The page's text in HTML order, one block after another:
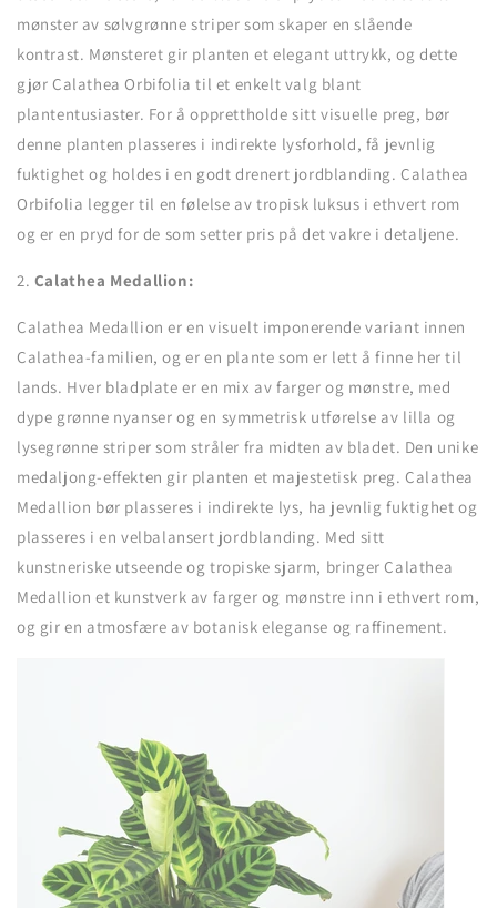
mønster av sølvgrønne striper som skaper en slående
kontrast. Mønsteret gir planten et elegant uttrykk, og dette
gjør Calathea Orbifolia til et enkelt valg blant
plantentusiaster. For å opprettholde sitt visuelle preg, bør
denne planten plasseres i indirekte lysforhold, få jevnlig
fuktighet og holdes i en godt drenert jordblanding. Calathea
Orbifolia legger til en følelse av tropisk luksus i ethvert rom
og er en pryd for de som setter pris på det vakre i detaljene.
2. Calathea Medallion:
Calathea Medallion er en visuelt imponerende variant innen
Calathea-familien, og er en plante som er lett å finne her til
lands. Hver bladplate er en mix av farger og mønstre, med
dype grønne nyanser og en symmetrisk utførelse av lilla og
lysegrønne striper som stråler fra midten av bladet. Den unike
medaljong-effekten gir planten et majestetisk preg. Calathea
Medallion bør plasseres i indirekte lys, ha jevnlig fuktighet og
plasseres i en velbalansert jordblanding. Med sitt
kunstneriske utseende og tropiske sjarm, bringer Calathea
Medallion et kunstverk av farger og mønstre inn i ethvert rom,
og gir en atmosfære av botanisk eleganse og raffinement.